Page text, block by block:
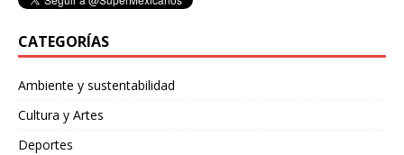
CATEGORÍAS
Ambiente y sustentabilidad
Cultura y Artes
Deportes